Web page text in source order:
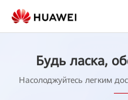
Будь ласка,
Насолоджуйтесь легким